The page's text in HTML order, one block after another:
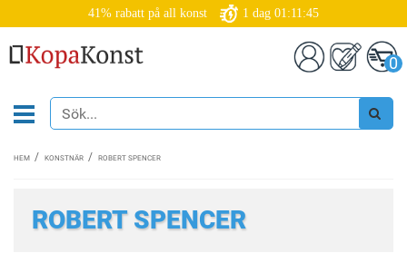
41% rabatt på all konst 1 dag 01:11:44
0
HEM KONSTNÄR ROBERT SPENCER
ROBERT SPENCER